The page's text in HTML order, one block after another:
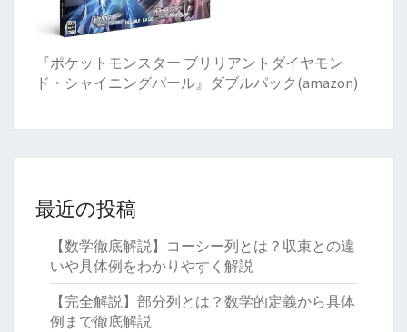
『ポケットモンスター ブリリアントダイヤモン
ド・シャイニングパール』ダブルパック(amazon)
最近の投稿
【数学徹底解説】コーシー列とは？収束との違
いや具体例をわかりやすく解説
【完全解説】部分列とは？数学的定義から具体
例まで徹底解説